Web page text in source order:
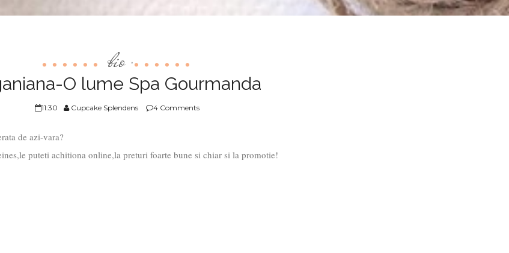
bio ,
O lume Spa Gourmanda
11:30 Cupcake Splendens 4 Comments
de azi-vara?
puteti achitiona online,la preturi foarte bune si chiar si la promotie!